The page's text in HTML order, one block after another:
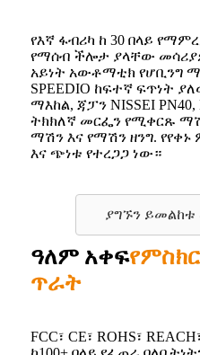
የእኛ ፋብሪካ ከ 30 በላይ
የማሰብ ችሎታ ያላቸው
አይነት አውቶማቲክ የሆቢንግ
SPEEDIO ከፍተኛ ፍጥነት
ማእከል, ጃፓን NISSEI
ትክክለኛ መርፌን የሚቀርጹ
ማሽን እና የማሽን ዘንግ.
እና ጭነቱ የተረጋጋ ነው።
ያግኙን
ዓለም አቀፍ
ጥራት
FCC፣ CE፣ ROHS፣